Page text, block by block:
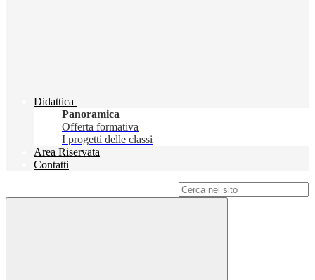
Didattica
Panoramica
Offerta formativa
I progetti delle classi
Area Riservata
Contatti